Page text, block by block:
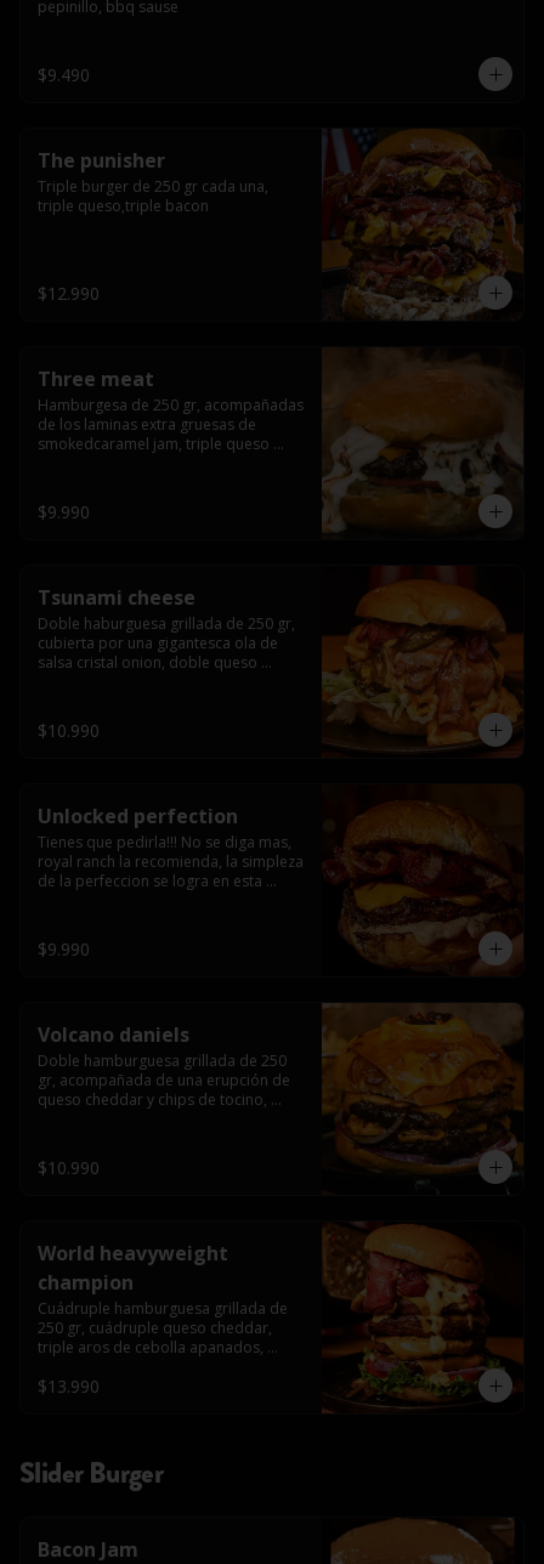
pepinillo, bbq sause
$9.490
The punisher
Triple burger de 250 gr cada una,
triple queso,triple bacon
$12.990
Three meat
Hamburgesa de 250 gr, acompañadas
de los laminas extra gruesas de
smokedcaramel jam, triple queso
$9.990
Tsunami cheese
Doble haburguesa grillada de 250 gr,
cubierta por una gigantesca ola de
salsa cristal onion, doble queso
grill y los mas ricos jalapeños
jalapeños de todo texas.
$10.990
Unlocked perfection
Tienes que pedirla!!! No se diga mas,
royal ranch la recomienda, la simpleza
de la perfeccion se logra en esta
bacon secret sause, y tocino (se
recomienda con coccion 3/4).
$9.990
Volcano daniels
Doble hamburguesa grillada de 250
gr, acompañada de una erupción de
queso cheddar y chips de tocino,
americanos todo esto bañado en la
mejor salsa jack daniels al mas puro
$10.990
World heavyweight
champion
Cuádruple hamburguesa grillada de
250 gr, cuádruple queso cheddar,
triple aros de cebolla apanados,
morada, pepinillo, chedar sause y los
$13.990
Slider Burger
Bacon Jam